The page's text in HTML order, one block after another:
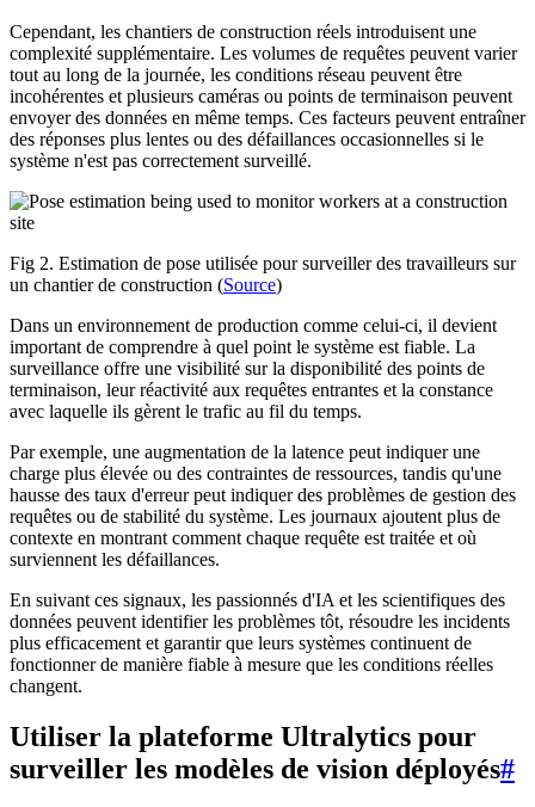
Cependant, les chantiers de construction réels introduisent une
complexité supplémentaire. Les volumes de requêtes peuvent varier
tout au long de la journée, les conditions réseau peuvent être
incohérentes et plusieurs caméras ou points de terminaison peuvent
envoyer des données en même temps. Ces facteurs peuvent entraîner
des réponses plus lentes ou des défaillances occasionnelles si le
système n'est pas correctement surveillé.
Fig 2. Estimation de pose utilisée pour surveiller des travailleurs sur
un chantier de construction (Source)
Dans un environnement de production comme celui-ci, il devient
important de comprendre à quel point le système est fiable. La
surveillance offre une visibilité sur la disponibilité des points de
terminaison, leur réactivité aux requêtes entrantes et la constance
avec laquelle ils gèrent le trafic au fil du temps.
Par exemple, une augmentation de la latence peut indiquer une
charge plus élevée ou des contraintes de ressources, tandis qu'une
hausse des taux d'erreur peut indiquer des problèmes de gestion des
requêtes ou de stabilité du système. Les journaux ajoutent plus de
contexte en montrant comment chaque requête est traitée et où
surviennent les défaillances.
En suivant ces signaux, les passionnés d'IA et les scientifiques des
données peuvent identifier les problèmes tôt, résoudre les incidents
plus efficacement et garantir que leurs systèmes continuent de
fonctionner de manière fiable à mesure que les conditions réelles
changent.
Utiliser la plateforme Ultralytics pour
surveiller les modèles de vision déployés#